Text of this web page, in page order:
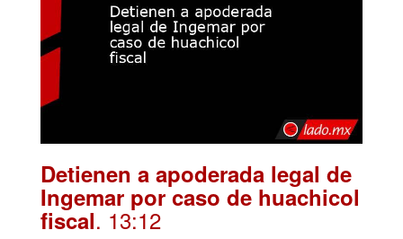
Detienen a apoderada legal de
Ingemar por caso de huachicol
fiscal. 13:12